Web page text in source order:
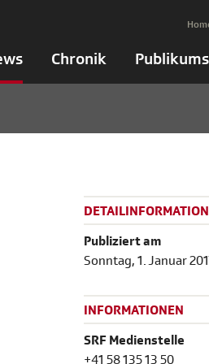
Chronik
DETAILINFORMATION
Publiziert am
Sonntag, 1. Januar
INFORMATIONEN
SRF Medienstelle
+41 58 135 13 50